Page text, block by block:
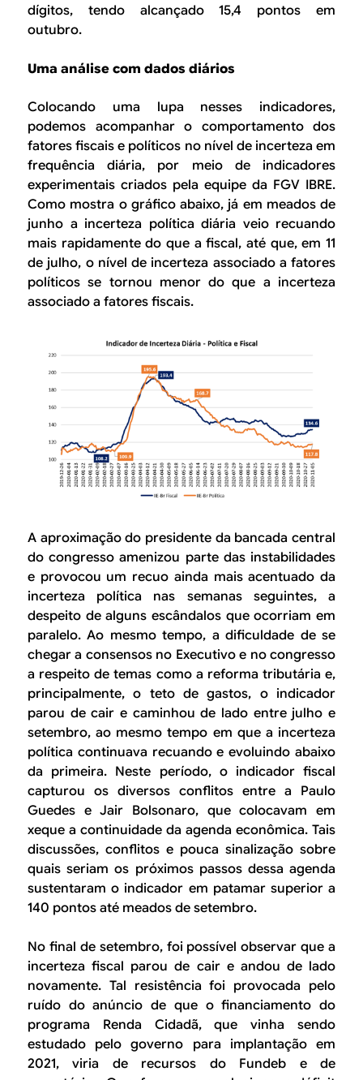
dígitos, tendo alcançado 15,4 pontos em
outubro.
Uma análise com dados diários
Colocando uma lupa nesses indicadores,
podemos acompanhar o comportamento dos
fatores fiscais e políticos no nível de incerteza em
frequência diária, por meio de indicadores
experimentais criados pela equipe da FGV IBRE.
Como mostra o gráfico abaixo, já em meados de
junho a incerteza política diária veio recuando
mais rapidamente do que a fiscal, até que, em 11
de julho, o nível de incerteza associado a fatores
políticos se tornou menor do que a incerteza
associado a fatores fiscais.
A aproximação do presidente da bancada central
do congresso amenizou parte das instabilidades
e provocou um recuo ainda mais acentuado da
incerteza política nas semanas seguintes, a
despeito de alguns escândalos que ocorriam em
paralelo. Ao mesmo tempo, a dificuldade de se
chegar a consensos no Executivo e no congresso
a respeito de temas como a reforma tributária e,
principalmente, o teto de gastos, o indicador
parou de cair e caminhou de lado entre julho e
setembro, ao mesmo tempo em que a incerteza
política continuava recuando e evoluindo abaixo
da primeira. Neste período, o indicador fiscal
capturou os diversos conflitos entre a Paulo
Guedes e Jair Bolsonaro, que colocavam em
xeque a continuidade da agenda econômica. Tais
discussões, conflitos e pouca sinalização sobre
quais seriam os próximos passos dessa agenda
sustentaram o indicador em patamar superior a
140 pontos até meados de setembro.
No final de setembro, foi possível observar que a
incerteza fiscal parou de cair e andou de lado
novamente. Tal resistência foi provocada pelo
ruído do anúncio de que o financiamento do
programa Renda Cidadã, que vinha sendo
estudado pelo governo para implantação em
2021, viria de recursos do Fundeb e de